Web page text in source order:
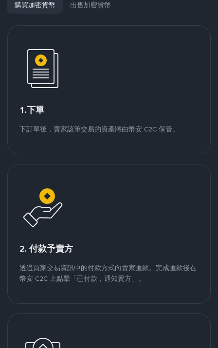
購買加密貨幣 出售加密貨幣
1.下單
下訂單後，賣家該筆交易的資產將由幣安 C2C 保管。
2. 付款予賣方
透過買家交易資訊中的付款方式向賣家匯款。完成匯款後在
幣安 C2C 上點擊「已付款，通知賣方」。